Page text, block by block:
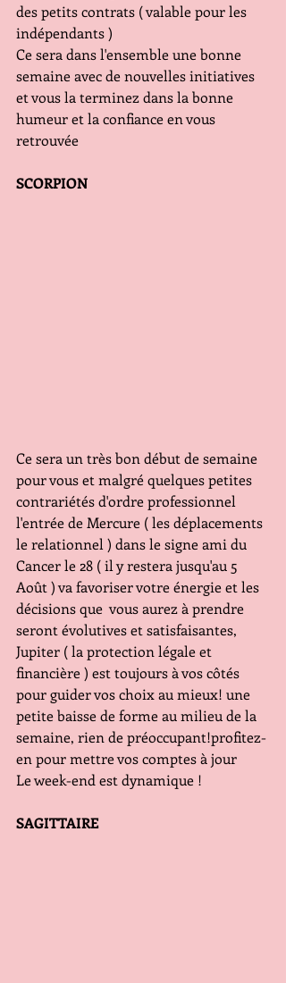
des petits contrats ( valable pour les
indépendants )
Ce sera dans l'ensemble une bonne
semaine avec de nouvelles initiatives
et vous la terminez dans la bonne
humeur et la confiance en vous
retrouvée
SCORPION
Ce sera un très bon début de semaine
pour vous et malgré quelques petites
contrariétés d'ordre professionnel
l'entrée de Mercure ( les déplacements
le relationnel ) dans le signe ami du
Cancer le 28 ( il y restera jusqu'au 5
Août ) va favoriser votre énergie et les
décisions que  vous aurez à prendre
seront évolutives et satisfaisantes,
Jupiter ( la protection légale et
financière ) est toujours à vos côtés
pour guider vos choix au mieux! une
petite baisse de forme au milieu de la
semaine, rien de préoccupant!profitez-
en pour mettre vos comptes à jour
Le week-end est dynamique !
SAGITTAIRE